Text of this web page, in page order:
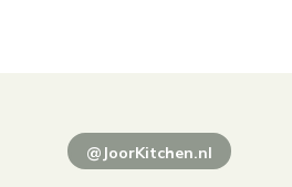
@JoorKitchen.nl